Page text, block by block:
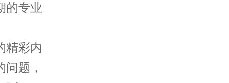
的专业
精彩内
题，